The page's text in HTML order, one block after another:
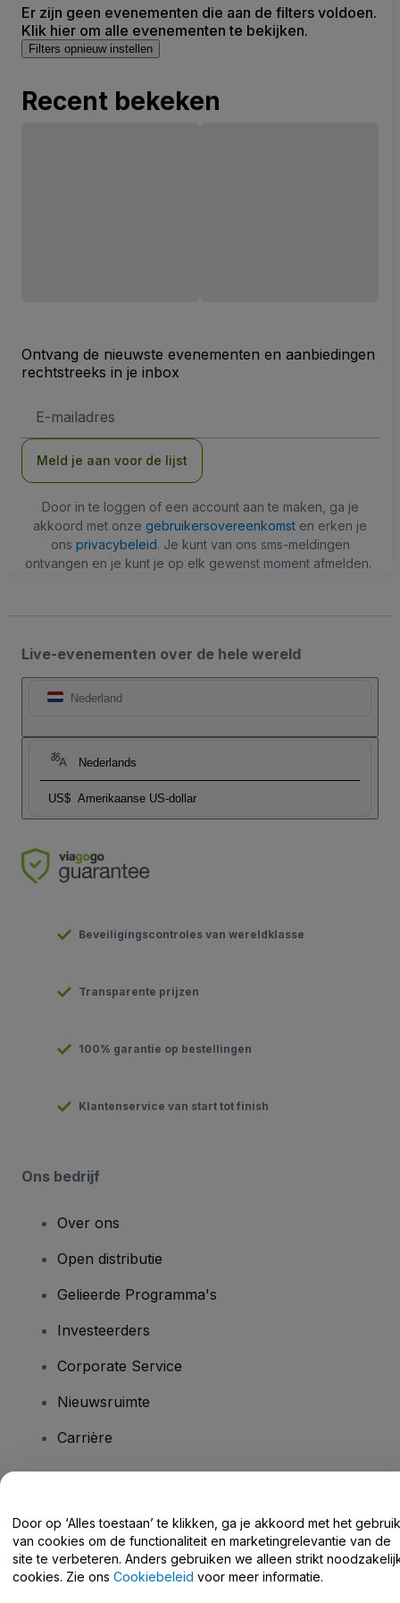
Er zijn geen evenementen die aan de filters voldoen.
Klik hier om alle evenementen te bekijken.
Filters opnieuw instellen
Recent bekeken
Ontvang de nieuwste evenementen en aanbiedingen
rechtstreeks in je inbox
mailadres
Meld je aan voor de lijst
Door in te loggen of een account aan te maken, ga je
akkoord met onze gebruikersovereenkomst en erken je
ons privacybeleid. Je kunt van ons sms-meldingen
ontvangen en je kunt je op elk gewenst moment afmelden.
Live-evenementen over de hele wereld
Nederland
Nederlands
US$ Amerikaanse US-dollar
Beveiligingscontroles van wereldklasse
Transparente prijzen
100% garantie op bestellingen
Klantenservice van start tot finish
Ons bedrijf
Over ons
Open distributie
Gelieerde Programma's
Investeerders
Corporate Service
Nieuwsruimte
Carrière
Helpcentrum / Neem Contact Met Ons Op
Door op ‘Alles toestaan’ te klikken, ga je akkoord met het gebruik
van cookies om de functionaliteit en marketingrelevantie van de
site te verbeteren. Anders gebruiken we alleen strikt
cookies. Zie ons Cookiebeleid voor meer informatie.